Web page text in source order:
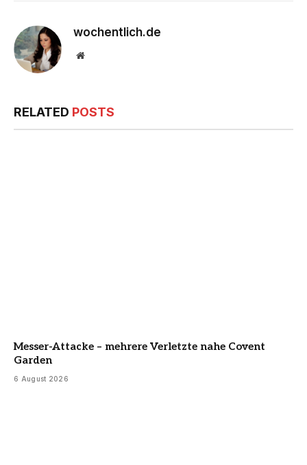
wochentlich.de
Website
RELATED POSTS
Messer-Attacke – mehrere Verletzte nahe Covent
Garden
6 August 2026